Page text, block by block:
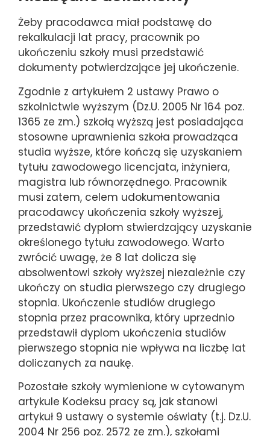
Żeby pracodawca miał podstawę do
rekalkulacji lat pracy, pracownik po
ukończeniu szkoły musi przedstawić
dokumenty potwierdzające jej ukończenie.
Zgodnie z artykułem 2 ustawy Prawo o
szkolnictwie wyższym (Dz.U. 2005 Nr 164 poz.
1365 ze zm.) szkołą wyższą jest posiadająca
stosowne uprawnienia szkoła prowadząca
studia wyższe, które kończą się uzyskaniem
tytułu zawodowego licencjata, inżyniera,
magistra lub równorzędnego. Pracownik
musi zatem, celem udokumentowania
pracodawcy ukończenia szkoły wyższej,
przedstawić dyplom stwierdzający uzyskanie
określonego tytułu zawodowego. Warto
zwrócić uwagę, że 8 lat dolicza się
absolwentowi szkoły wyższej niezależnie czy
ukończy on studia pierwszego czy drugiego
stopnia. Ukończenie studiów drugiego
stopnia przez pracownika, który uprzednio
przedstawił dyplom ukończenia studiów
pierwszego stopnia nie wpływa na liczbę lat
doliczanych za naukę.
Pozostałe szkoły wymienione w cytowanym
artykule Kodeksu pracy są, jak stanowi
artykuł 9 ustawy o systemie oświaty (t.j. Dz.U.
2004 Nr 256 poz. 2572 ze zm.), szkołami